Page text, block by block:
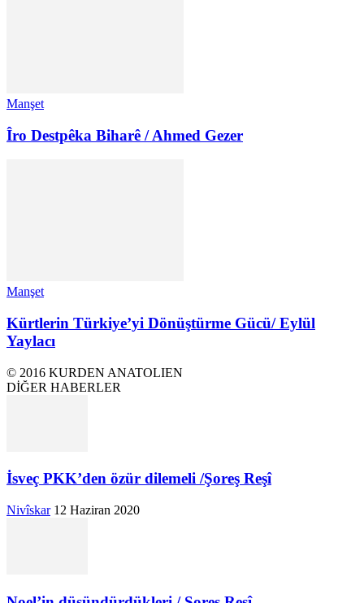
Manşet
Îro Destpêka Biharê / Ahmed Gezer
Manşet
Kürtlerin Türkiye’yi Dönüştürme Gücü/ Eylül
Yaylacı
© 2016 KURDEN ANATOLIEN
DİĞER HABERLER
İsveç PKK’den özür dilemeli /Şoreş Reşî
Nivîskar 12 Haziran 2020